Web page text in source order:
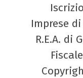
Imprese di
R.E.A. di